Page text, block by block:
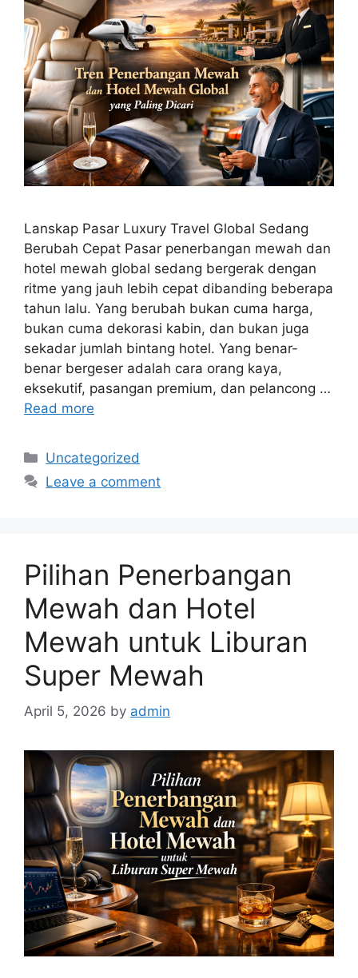
Lanskap Pasar Luxury Travel Global Sedang
Berubah Cepat Pasar penerbangan mewah dan
hotel mewah global sedang bergerak dengan
ritme yang jauh lebih cepat dibanding beberapa
tahun lalu. Yang berubah bukan cuma harga,
bukan cuma dekorasi kabin, dan bukan juga
sekadar jumlah bintang hotel. Yang benar-
benar bergeser adalah cara orang kaya,
eksekutif, pasangan premium, dan pelancong …
Read more
Categories
Uncategorized
Leave a comment
Pilihan Penerbangan
Mewah dan Hotel
Mewah untuk Liburan
Super Mewah
April 5, 2026 by admin